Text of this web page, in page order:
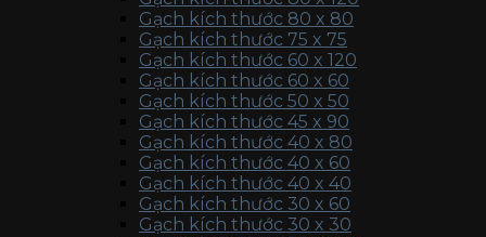
Gạch kích thước 80 x 80
Gạch kích thước 75 x 75
Gạch kích thước 60 x 120
Gạch kích thước 60 x 60
Gạch kích thước 50 x 50
Gạch kích thước 45 x 90
Gạch kích thước 40 x 80
Gạch kích thước 40 x 60
Gạch kích thước 40 x 40
Gạch kích thước 30 x 60
Gạch kích thước 30 x 30